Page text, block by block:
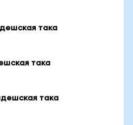
така
така
така